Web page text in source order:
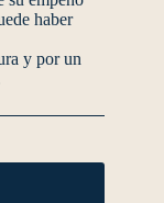
haber
y por un